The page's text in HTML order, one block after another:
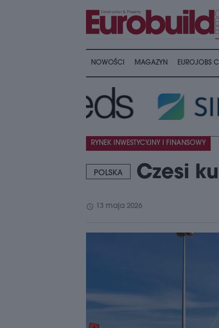
NOWOŚCI MAGAZYN EUROJOBS
POLSKA Czesi
RYNEK INWESTYCYJNY I FINANSOWY
schedule 13 maja 2026